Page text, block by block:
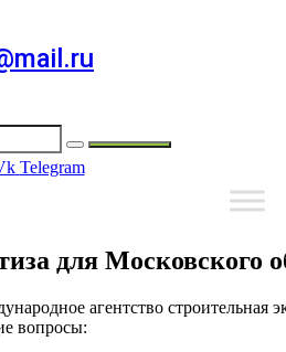
Telegram
для Московского
агентство строительная
вопросы: